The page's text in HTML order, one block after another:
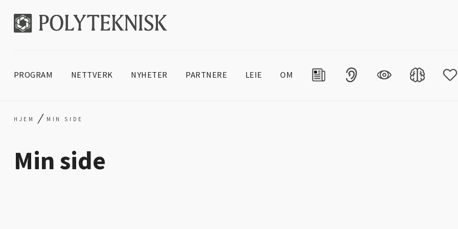
PROGRAM NETTVERK NYHETER PARTNERE LEIE OM
HJEM / MIN SIDE
Min side